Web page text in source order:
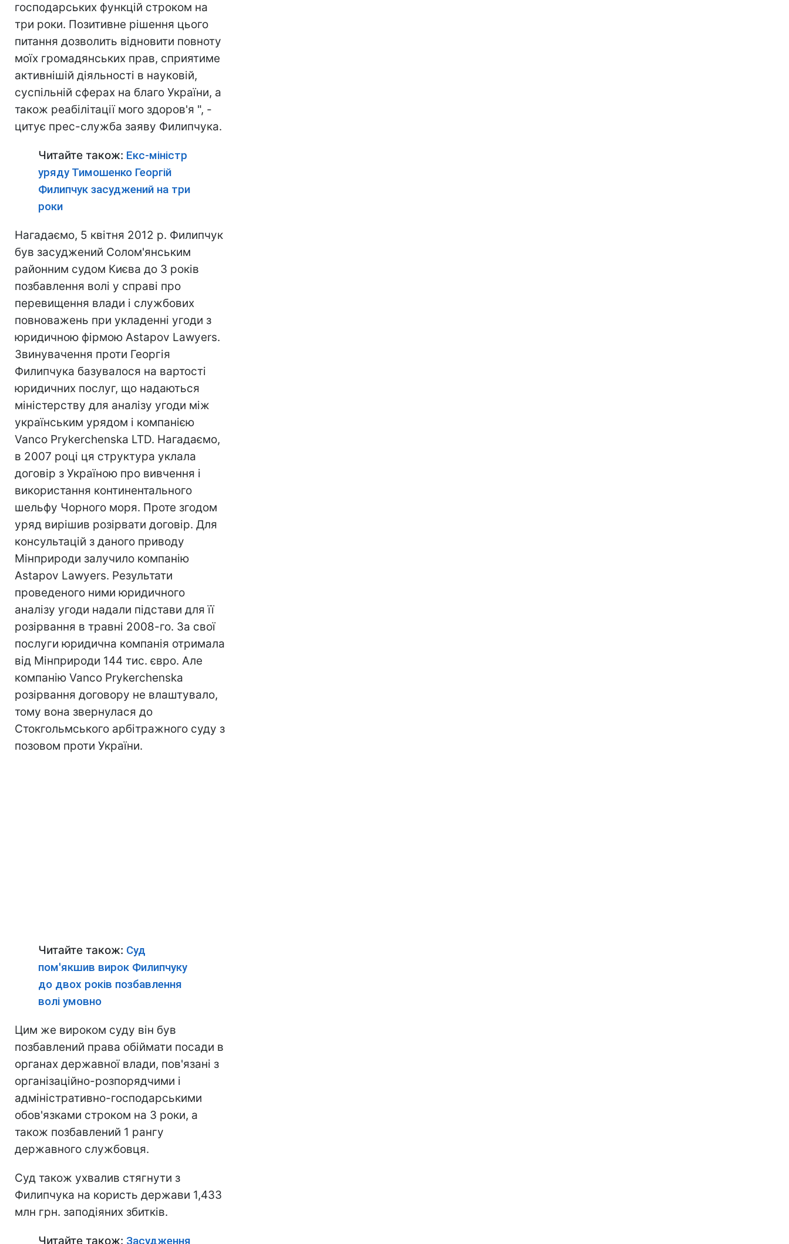
господарських функцій строком на
три роки. Позитивне рішення цього
питання дозволить відновити повноту
моїх громадянських прав, сприятиме
активнішій діяльності в науковій,
суспільній сферах на благо України, а
також реабілітації мого здоров'я ", -
цитує прес-служба заяву Филипчука.
Читайте також: Екс-міністр
уряду Тимошенко Георгій
Филипчук засуджений на три
роки
Нагадаємо, 5 квітня 2012 р. Филипчук
був засуджений Солом'янським
районним судом Києва до 3 років
позбавлення волі у справі про
перевищення влади і службових
повноважень при укладенні угоди з
юридичною фірмою Astapov Lawyers.
Звинувачення проти Георгія
Филипчука базувалося на вартості
юридичних послуг, що надаються
міністерству для аналізу угоди між
українським урядом і компанією
Vanco Prykerchenska LTD. Нагадаємо,
в 2007 році ця структура уклала
договір з Україною про вивчення і
використання континентального
шельфу Чорного моря. Проте згодом
уряд вирішив розірвати договір. Для
консультацій з даного приводу
Мінприроди залучило компанію
Astapov Lawyers. Результати
проведеного ними юридичного
аналізу угоди надали підстави для її
розірвання в травні 2008-го. За свої
послуги юридична компанія отримала
від Мінприроди 144 тис. євро. Але
компанію Vanco Prykerchenska
розірвання договору не влаштувало,
тому вона звернулася до
Стокгольмського арбітражного суду з
позовом проти України.
Читайте також: Суд
пом'якшив вирок Филипчуку
до двох років позбавлення
волі умовно
Цим же вироком суду він був
позбавлений права обіймати посади в
органах державної влади, пов'язані з
організаційно-розпорядчими і
адміністративно-господарськими
обов'язками строком на 3 роки, а
також позбавлений 1 рангу
державного службовця.
Суд також ухвалив стягнути з
Филипчука на користь держави 1,433
млн грн. заподіяних збитків.
Читайте також: Засудження